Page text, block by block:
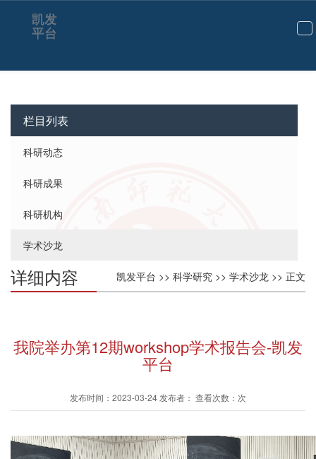
切
航
凯发
平台
栏目列表
科研动态
科研成果
科研机构
学术沙龙
凯发平台 >> 科学研究 >> 学术沙龙 >> 正文
详细内容
我院举办第12期workshop学术报告会-凯发
平台
发布时间：2023-03-24 发布者： 查看次数：次